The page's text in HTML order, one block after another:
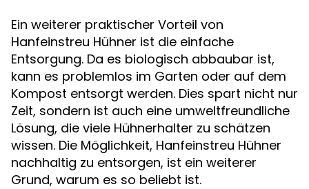
Ein weiterer praktischer Vorteil von
Hanfeinstreu Hühner ist die einfache
Entsorgung. Da es biologisch abbaubar ist,
kann es problemlos im Garten oder auf dem
Kompost entsorgt werden. Dies spart nicht nur
Zeit, sondern ist auch eine umweltfreundliche
Lösung, die viele Hühnerhalter zu schätzen
wissen. Die Möglichkeit, Hanfeinstreu Hühner
nachhaltig zu entsorgen, ist ein weiterer
Grund, warum es so beliebt ist.